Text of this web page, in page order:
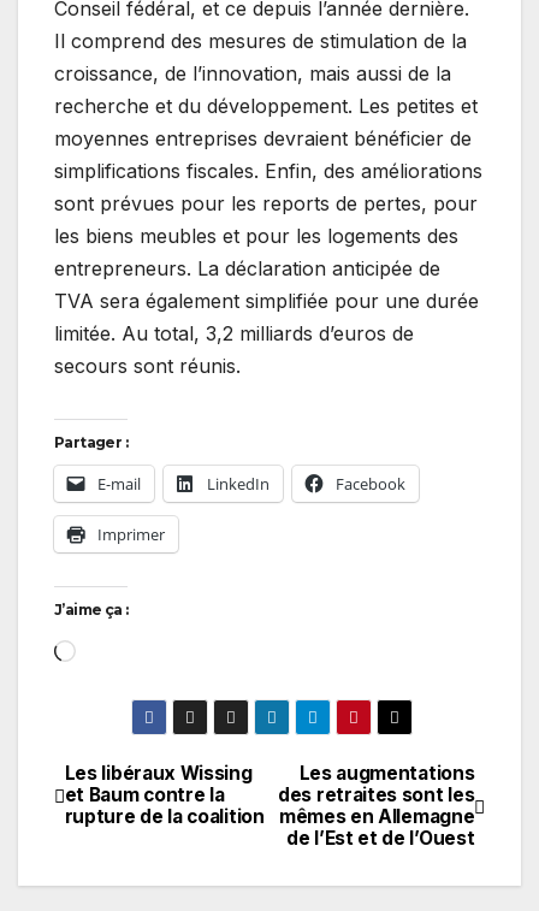
Conseil fédéral, et ce depuis l’année dernière.
Il comprend des mesures de stimulation de la
croissance, de l’innovation, mais aussi de la
recherche et du développement. Les petites et
moyennes entreprises devraient bénéficier de
simplifications fiscales. Enfin, des améliorations
sont prévues pour les reports de pertes, pour
les biens meubles et pour les logements des
entrepreneurs. La déclaration anticipée de
TVA sera également simplifiée pour une durée
limitée. Au total, 3,2 milliards d’euros de
secours sont réunis.
Partager :
E-mail LinkedIn Facebook
Imprimer
J’aime ça :
Chargement…
Navigation
de
l’article
Les augmentations
des retraites sont les
mêmes en Allemagne
de l’Est et de l’Ouest
Les libéraux Wissing
et Baum contre la
rupture de la coalition